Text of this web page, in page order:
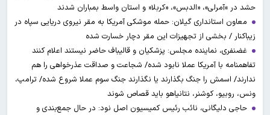
حشد در »آمرلی»، «الدبس»، «کربلا« و استان واسط بمباران شدند
معاون استانداری گیلان: حمله موشکی آمریکا به مقر نیروی دریایی سپاه در
زیباکنار / بخشی از تجهیزات این مقر دچار خسارت شده
غضنفری، نماینده مجلس: پزشکیان و قالیباف حاضر نیستند اعلام کنند
تفاهمنامه با آمریکا عملا نابود شده/ شجاعت و صداقت عذرخواهی را هم
ندارند/ اسمش را جنگ بگذارند یا نگذارند جنگ سوم عملا شروع شده/ ترامپ،
ونس، روبیو، کوشنر، نتانیاهو باید قصاص شوند
حاجی دلیگانی، نائب رئیس کمیسیون اصل نود: در حال جمع‌بندی و